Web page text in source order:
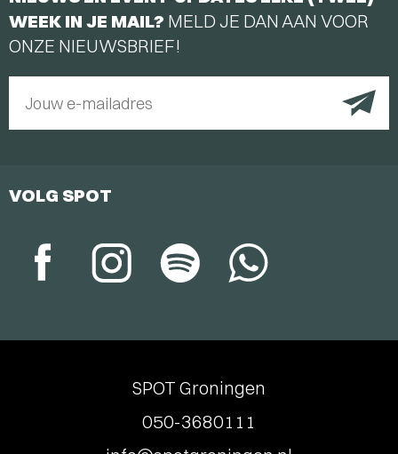
WEEK IN JE MAIL? MELD JE DAN AAN VOOR
ONZE NIEUWSBRIEF!
Jouw e-mailadres
VOLG SPOT
SPOT Groningen
050-3680111